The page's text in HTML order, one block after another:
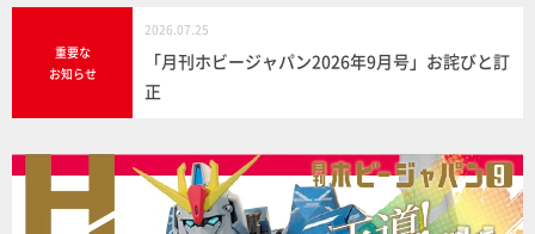
重要な
お知らせ
2026.07.25
「月刊ホビージャパン2026年9月号」お詫びと訂
正